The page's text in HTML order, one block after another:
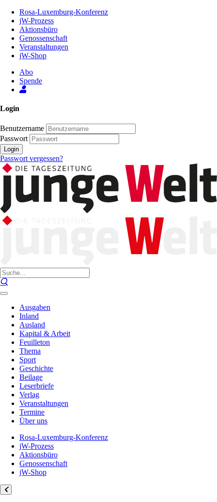
Inhalt
Seite
Rosa-Luxemburg-Konferenz
jW-Prozess
Aktionsbüro
Genossenschaft
Veranstaltungen
jW-Shop
Abo
Spende
Login
Benutzername
Passwort
Login
Passwort vergessen?
Ausgaben
Inland
Ausland
Kapital & Arbeit
Feuilleton
Thema
Sport
Geschichte
Beilage
Leserbriefe
Verlag
Veranstaltungen
Termine
Über uns
Rosa-Luxemburg-Konferenz
jW-Prozess
Aktionsbüro
Genossenschaft
jW-Shop